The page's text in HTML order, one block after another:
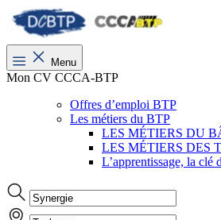
Menu
Mon CV CCCA-BTP
Offres d’emploi BTP
Les métiers du BTP
LES MÉTIERS DU
LES MÉTIERS DES
L’apprentissage, la clé